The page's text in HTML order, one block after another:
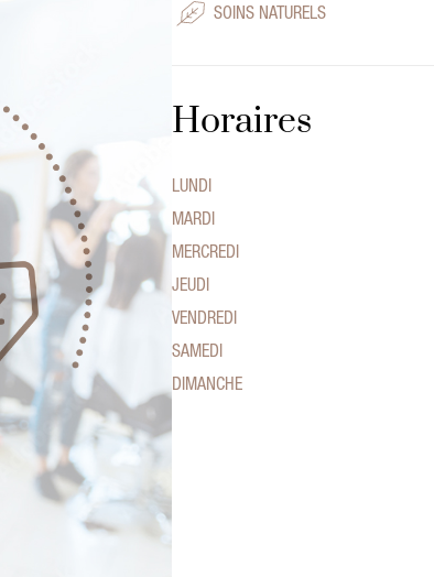
SOINS NATURELS
Horaires
LUNDI
MARDI
MERCREDI
JEUDI
VENDREDI
SAMEDI
DIMANCHE